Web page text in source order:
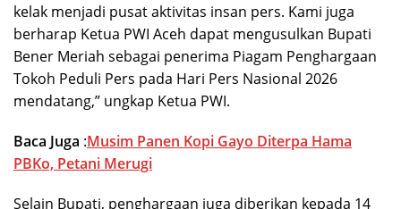
kelak menjadi pusat aktivitas insan pers. Kami juga
berharap Ketua PWI Aceh dapat mengusulkan Bupati
Bener Meriah sebagai penerima Piagam Penghargaan
Tokoh Peduli Pers pada Hari Pers Nasional 2026
mendatang,” ungkap Ketua PWI.
Baca Juga :Musim Panen Kopi Gayo Diterpa Hama
PBKo, Petani Merugi
Selain Bupati, penghargaan juga diberikan kepada 14